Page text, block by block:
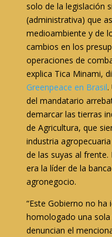
solo de la legislación
(administrativa) que
medioambiente y de
cambios en los
operaciones de
explica Tica Minami,
Greenpeace en Brasil.
del mandatario
demarcar las tierras
de Agricultura, que
industria
de las suyas al
era la líder de la
agronegocio.
“Este Gobierno no
homologado una sola
denuncian el